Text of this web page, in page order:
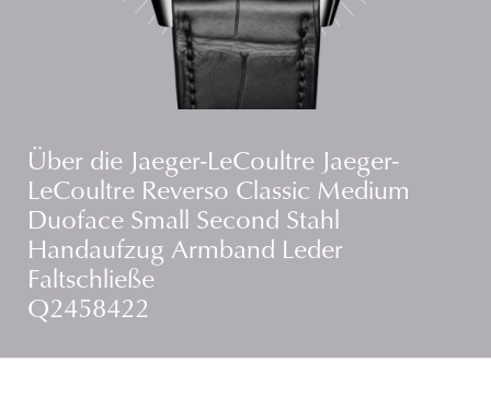
Über die Jaeger-LeCoultre Jaeger-
LeCoultre Reverso Classic Medium
Duoface Small Second Stahl
Handaufzug Armband Leder
Faltschließe
Q2458422